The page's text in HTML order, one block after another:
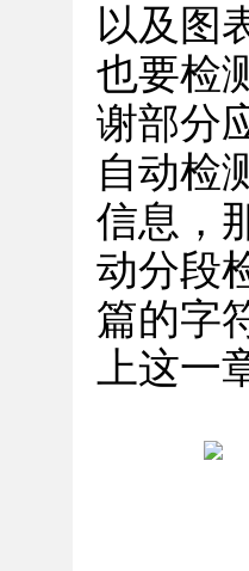
以及图
也要检
谢部分
自动检
信息，
动分段
篇的字
上这